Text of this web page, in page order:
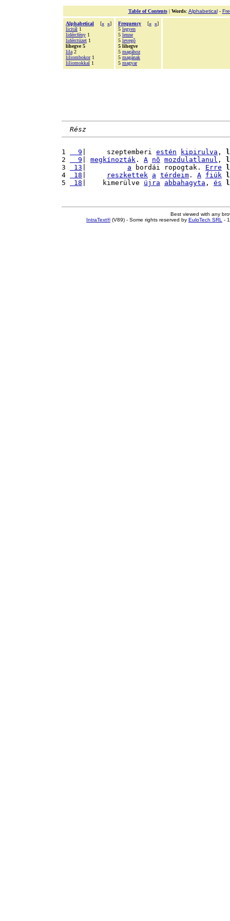
Table of Contents| Words: Alphabetical-
Alphabetical [« »]
licitál 1
lidércfény 1
lidérctüzet 1
lihegve 5
lila 2
liliombokor1
liliomokkal 1
Frequency [« »]
5 legyen
5 lenne
5 levegõ
5 lihegve
5 magához
5 magának
5 magyar
Rész
1
  9
|     szeptemberi estén kipirulva ,
2
  9
megkínozták . A nõ mozdulatlanul ,
3
13 a bordái ropogtak. Erre
4
18 reszkettek a térdeim . A fiúk
5
18 |    kimerülve újra abbahagyta , és
Best viewed with any
IntraText®(V89) - Some rights reserved by EuloTech SRL -